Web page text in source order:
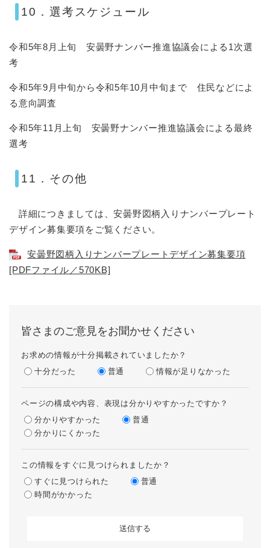
​10．選考スケジュール
令和5年8月上旬 安曇野ナンバー推進協議会による1次選
考
令和5年9月中旬から令和5年10月中旬まで 住民などによ
る意向調査
令和5年11月上旬 安曇野ナンバー推進協議会による最終
選考
11．その他
詳細につきましては、安曇野図柄入りナンバープレート
デザイン募集要項をご覧ください。
安曇野図柄入りナンバープレートデザイン募集要項
[PDFファイル／570KB]
皆さまのご意見をお聞かせください
お求めの情報が十分掲載されていましたか？
十分だった
普通 情報が足りなかった
ページの構成や内容、表現は分かりやすかったですか？
分かりやすかった
普通
分かりにくかった
この情報をすぐに見つけられましたか？
すぐに見つけられた
普通
時間がかかった